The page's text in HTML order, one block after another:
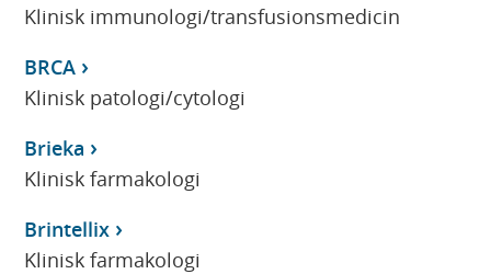
Klinisk immunologi/transfusionsmedicin
BRCA
Klinisk patologi/cytologi
Brieka
Klinisk farmakologi
Brintellix
Klinisk farmakologi